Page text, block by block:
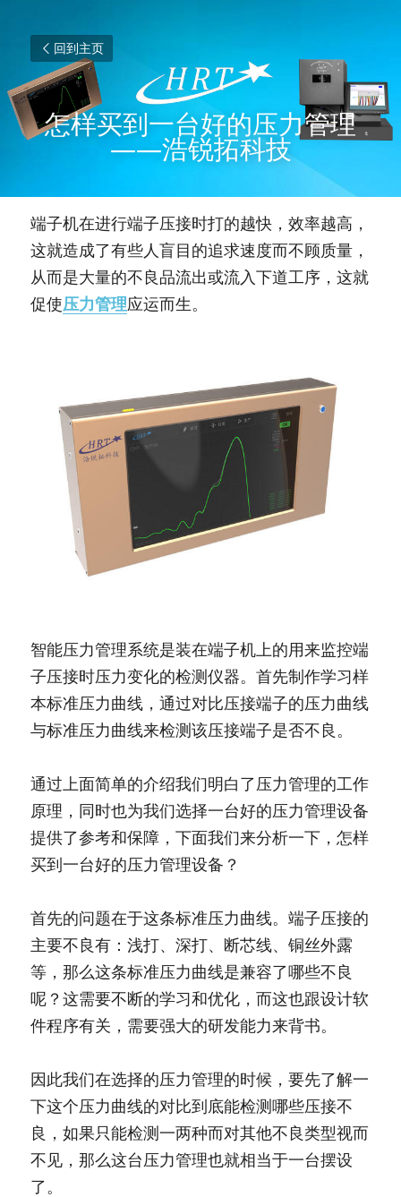
回到主页
怎样买到一台好的压力管理
——浩锐拓科技
端子机在进行端子压接时打的越快，效率越高，
这就造成了有些人盲目的追求速度而不顾质量，
从而是大量的不良品流出或流入下道工序，这就
促使压力管理应运而生。
智能压力管理系统是装在端子机上的用来监控端
子压接时压力变化的检测仪器。首先制作学习样
本标准压力曲线，通过对比压接端子的压力曲线
与标准压力曲线来检测该压接端子是否不良。
通过上面简单的介绍我们明白了压力管理的工作
原理，同时也为我们选择一台好的压力管理设备
提供了参考和保障，下面我们来分析一下，怎样
买到一台好的压力管理设备？
首先的问题在于这条标准压力曲线。端子压接的
主要不良有：浅打、深打、断芯线、铜丝外露
等，那么这条标准压力曲线是兼容了哪些不良
呢？这需要不断的学习和优化，而这也跟设计软
件程序有关，需要强大的研发能力来背书。
因此我们在选择的压力管理的时候，要先了解一
下这个压力曲线的对比到底能检测哪些压接不
良，如果只能检测一两种而对其他不良类型视而
不见，那么这台压力管理也就相当于一台摆设
了。